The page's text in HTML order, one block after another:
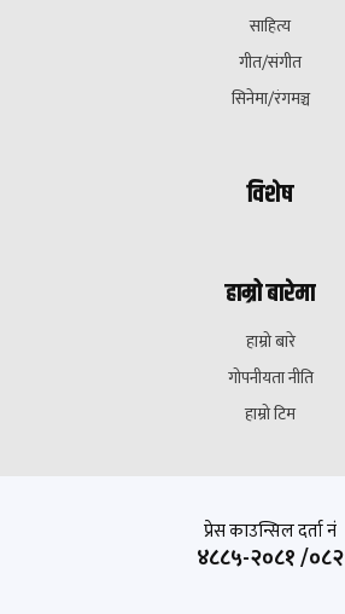
साहित्य
गीत/संगीत
सिनेमा/रंगमञ्च
विशेष
हाम्रो बारेमा
हाम्रो बारे
गोपनीयता नीति
हाम्रो टिम
प्रेस काउन्सिल दर्ता नं
४८८५-२०८१ /०८२